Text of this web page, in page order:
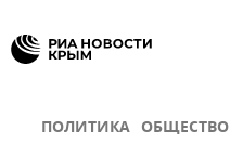
ПОЛИТИКА ОБЩЕСТВО